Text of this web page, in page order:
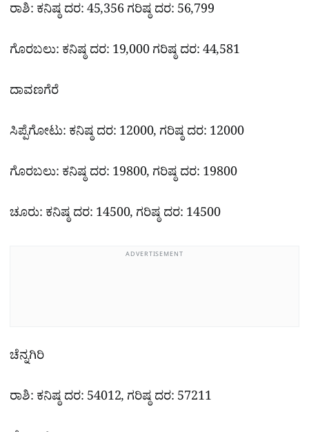
ರಾಶಿ: ಕನಿಷ್ಠ ದರ: 45,356 ಗರಿಷ್ಠ ದರ: 56,799
ಗೊರಬಲು: ಕನಿಷ್ಠ ದರ: 19,000 ಗರಿಷ್ಠ ದರ: 44,581
ದಾವಣಗೆರೆ
ಸಿಪ್ಪೆಗೋಟು: ಕನಿಷ್ಠ ದರ: 12000, ಗರಿಷ್ಠ ದರ: 12000
ಗೊರಬಲು: ಕನಿಷ್ಠ ದರ: 19800, ಗರಿಷ್ಠ ದರ: 19800
ಚೂರು: ಕನಿಷ್ಠ ದರ: 14500, ಗರಿಷ್ಠ ದರ: 14500
ADVERTISEMENT
ಚೆನ್ನಗಿರಿ
ರಾಶಿ: ಕನಿಷ್ಠ ದರ: 54012, ಗರಿಷ್ಠ ದರ: 57211